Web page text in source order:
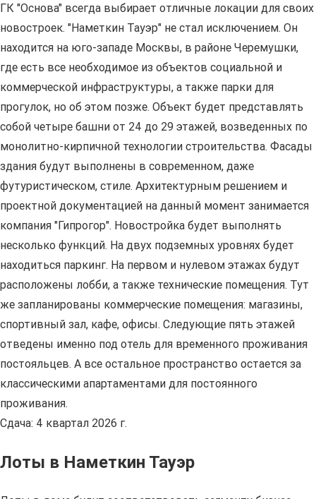
ГК "Основа" всегда выбирает отличные локации для своих
новостроек. "Наметкин Тауэр" не стал исключением. Он
находится на юго-западе Москвы, в районе Черемушки,
где есть все необходимое из объектов социальной и
коммерческой инфраструктуры, а также парки для
прогулок, но об этом позже. Объект будет представлять
собой четыре башни от 24 до 29 этажей, возведенных по
монолитно-кирпичной технологии строительства. Фасады
здания будут выполнены в современном, даже
футуристическом, стиле. Архитектурным решением и
проектной документацией на данный момент занимается
компания "Гипрогор". Новостройка будет выполнять
несколько функций. На двух подземных уровнях будет
находиться паркинг. На первом и нулевом этажах будут
расположены лобби, а также технические помещения. Тут
же запланированы коммерческие помещения: магазины,
спортивный зал, кафе, офисы. Следующие пять этажей
отведены именно под отель для временного проживания
постояльцев. А все остальное пространство остается за
классическими апартаментами для постоянного
проживания.
Сдача: 4 квартал 2026 г.
Лоты в Наметкин Тауэр